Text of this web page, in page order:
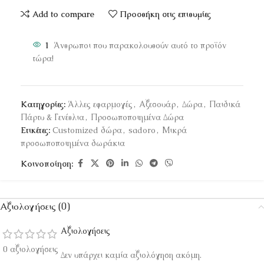
Add to compare Προσθήκη στις επιθυμίες
1 Άνθρωποι που παρακολουθούν αυτό το προϊόν
τώρα!
Κατηγορίες: Άλλες εφαρμογές , Αξεσουάρ, Δώρα, Παιδικά
Πάρτυ & Γενέθλια, Προσωποποιημένα Δώρα
Ετικέτες: Customized δώρα, sadoro , Μικρά
προσωποποιημένα δωράκια
Κοινοποίηση:
Αξιολογήσεις (0)
0 αξιολογήσεις
Αξιολογήσεις
Δεν υπάρχει καμία αξιολόγηση ακόμη.